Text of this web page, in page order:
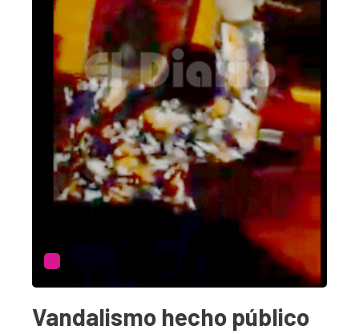
El
únicoVandalismo hecho público